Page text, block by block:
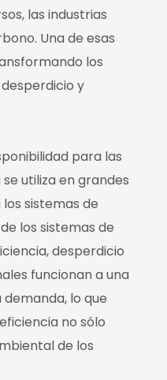
las industrias
Una de esas
los
y
para las
utiliza en grandes
sistemas de
los sistemas de
desperdicio
funcionan a una
lo que
no sólo
de los